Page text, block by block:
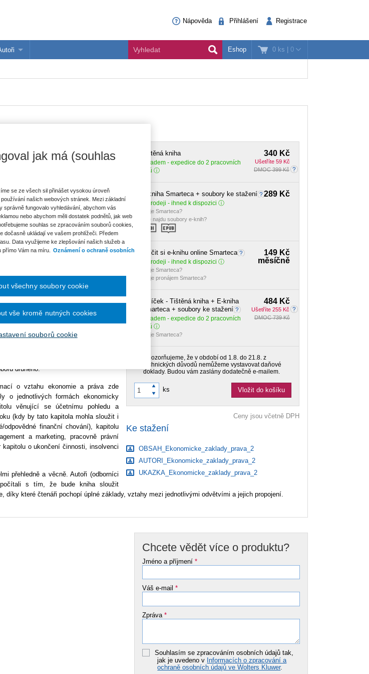
Nápověda Přihlášení Registrace
0 ks | 0
Eshop
340 Kč
Ušetříte 59 Kč
DMOC 399 Kč
Tištěná kniha
Skladem - expedice do 2 pracovních
dnů
289 Kč
E-kniha Smarteca + soubory ke stažení
V prodeji - ihned k dispozici
Co je Smarteca?
Kde najdu soubory e-knih?
149 Kč
měsíčně
Půjčit si e-knihu online Smarteca
V prodeji - ihned k dispozici
Co je Smarteca?
Co je pronájem Smarteca?
484 Kč
Ušetříte 255 Kč
DMOC 739 Kč
Balíček - Tištěná kniha + E-kniha
Smarteca + soubory ke stažení
Skladem - expedice do 2 pracovních
dnů
Co je Smarteca?
Upozorňujeme, že v období od 1.8. do 21.8. z
technických důvodů nemůžeme vystavovat daňové
doklady. Budou vám zaslány dodatečně e-mailem.
ks Vložit do košíku
Ceny jsou včetně DPH
Ke stažení
OBSAH_Ekonomicke_zaklady_prava_2
AUTORI_Ekonomicke_zaklady_prava_2
UKAZKA_Ekonomicke_zaklady_prava_2
Wolters Kluwer
2026
kniha
80-286-0534-6
práva a ekonomie. Už v úvodu je
druhého.
o vztahu ekonomie a práva zde
o jednotlivých formách ekonomicky
věnující se účetnímu pohledu a
(kdy by tato kapitola mohla sloužit i
odpovědné finanční chování), kapitolu
a marketing, pracovně právní
kapitolu o ukončení činnosti, insolvenci
přehledně a věcně. Autoři (odborníci
s tím, že bude kniha sloužit
díky které čtenáři pochopí úplné základy, vztahy mezi jednotlivými odvětvími a jejich propojení.
Chcete vědět více o produktu?
Jméno a příjmení*
Váš e-mail*
Zpráva*
Souhlasím se zpracováním osobních údajů tak,
jak je uvedeno v Informacích o zpracování a
ochraně osobních údajů ve Wolters Kluwer.
jak má (souhlas
se ze všech sil přinášet vysokou úroveň
našich webových stránek. Mezi základní
správně fungovalo vyhledávání, abychom vás
nebo abychom měli dostatek podnětů, jak web
souhlas se zpracováním souborů cookies,
dočasně ukládají ve vašem prohlížeči. Předem
Data využijeme ke zlepšování našich služeb a
Vám na míru.
Oznámení o ochraně osobních
souborů cookie
vše kromě nutných cookies
všechny soubory cookie